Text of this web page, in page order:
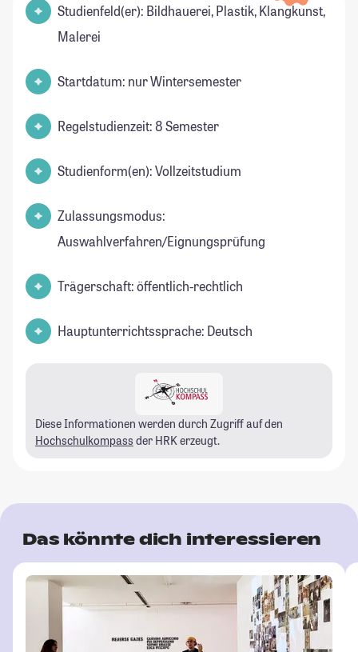
Studienfeld(er): Bildhauerei, Plastik, Klangkunst,
Malerei
Startdatum: nur Wintersemester
Regelstudienzeit: 8 Semester
Studienform(en): Vollzeitstudium
Zulassungsmodus:
Auswahlverfahren/Eignungsprüfung
Trägerschaft: öffentlich-rechtlich
Hauptunterrichtssprache: Deutsch
Diese Informationen werden durch Zugriff auf den
Hochschulkompass der HRK erzeugt.
Das könnte dich interessieren